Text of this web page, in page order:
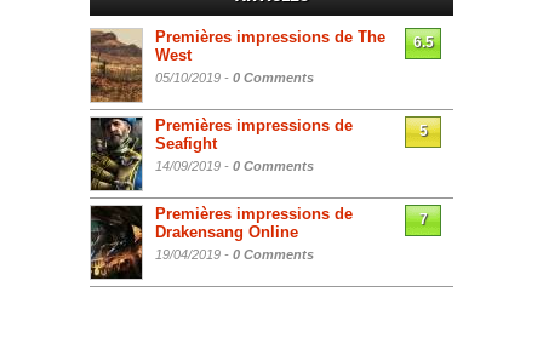
Premières impressions de The
West
05/10/2019 - 0 Comments
6.5
Premières impressions de
Seafight
14/09/2019 - 0 Comments
5
Premières impressions de
Drakensang Online
19/04/2019 - 0 Comments
7